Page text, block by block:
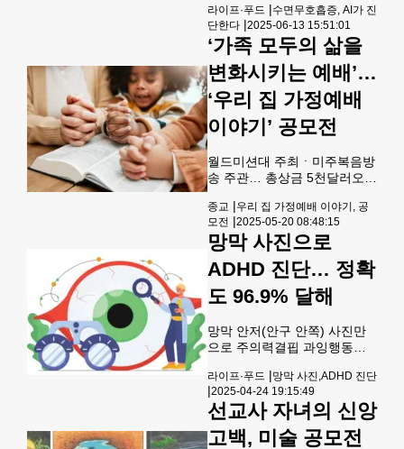
다.가족 여행 모습, 하루하루
일상에서 포착된 장면들, 친구
·지인들과 나눈 아름다운
사진=Shutterstock&gt; 한국
연구진이 얼굴 사진과 설문조
사만으로 폐쇄성 수면무호흡
증 여부를 판단할 수 있는 인공
지능(AI) 기술을 개발했다. 센
서 등을 몸에 부착하고 병원에
서 하룻밤 자야 하는 수면다원
검사보다 간편해 폐쇄성 수면
될 것으로 보인다. 아주대병원
·단국대병원·이대서울병원이
석 등을 통해 폐쇄성 수면무호
흡증 여부를 확인할 수 있는 AI
기술을 개발
라이프·푸드 |수면무호흡증, AI가 진
단한다 |2025-06-13 15:51:01
‘가족 모두의 삶을
변화시키는 예배’…
‘우리 집 가정예배
이야기’ 공모전
월드미션대 주최ㆍ미주복음방
송 주관… 총상금 5천달러오는
영상·사진’ 제출 &lt;사진
=Shutterstock&gt; “작지만 깊
이 있는 가정 예배가 가족 모두
의 삶을 변화시킵니다.” 월드
미션대학교(총장 임성진)와 미
주복음방송(대표 이영선 목사)
이 남가주 한인 가정을 대상으
로 ‘우리 집 가정예배 이야기’
공모전을 개최한다. 이번 공모
전은 가정예배의 소중함을 조
명하고, 이를 통해 영적 회복과
가족 간의 진정한 교제를 경험
한 이야기를 한인 가정들과 나
누기 위한 목적으로 마련됐다.
참가 대상은
종교 |우리 집 가정예배 이야기, 공
모전 |2025-05-20 08:48:15
망막 사진으로
ADHD 진단… 정확
도 96.9% 달해
망막 안저(안구 안쪽) 사진만
으로 주의력결핍 과잉행동장
공지능(AI)이 나왔다. ADHD
조기 진단이나 치료 효과 확인
에 도움이 될 것으로 보인다.세
브란스병원 소아정신과 천근
아·최항녕 교수와 연세대 의대
라이프·푸드 |망막 사진,ADHD 진단
|2025-04-24 19:15:49
선교사 자녀의 신앙
고백, 미술 공모전